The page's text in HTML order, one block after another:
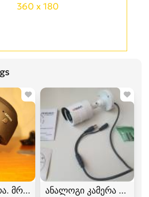
360 x 180
მრავალფუნქციური.
ანალოგი კამერა